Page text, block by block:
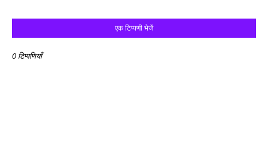
एक टिप्पणी भेजें
0 टिप्पणियाँ